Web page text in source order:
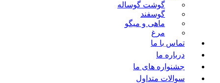
گوشت گوساله
گوسفند
ماهی و میگو
مرغ
تماس با ما
درباره ما
جشنواره های ما
سوالات متداول